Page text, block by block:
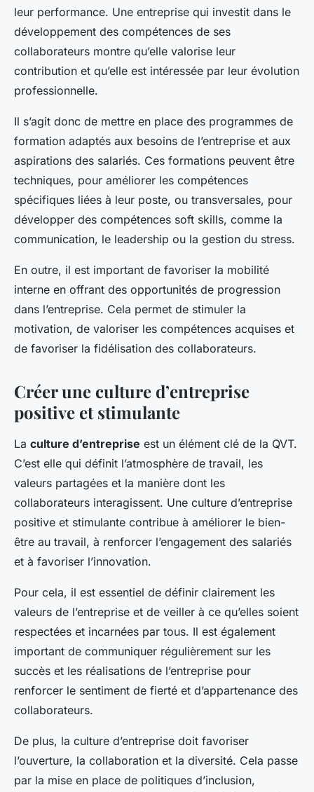
leur performance. Une entreprise qui investit dans le
développement des compétences de ses
collaborateurs montre qu’elle valorise leur
contribution et qu’elle est intéressée par leur évolution
professionnelle.
Il s’agit donc de mettre en place des programmes de
formation adaptés aux besoins de l’entreprise et aux
aspirations des salariés. Ces formations peuvent être
techniques, pour améliorer les compétences
spécifiques liées à leur poste, ou transversales, pour
développer des compétences soft skills, comme la
communication, le leadership ou la gestion du stress.
En outre, il est important de favoriser la mobilité
interne en offrant des opportunités de progression
dans l’entreprise. Cela permet de stimuler la
motivation, de valoriser les compétences acquises et
de favoriser la fidélisation des collaborateurs.
Créer une culture d’entreprise
positive et stimulante
La culture d’entreprise est un élément clé de la QVT.
C’est elle qui définit l’atmosphère de travail, les
valeurs partagées et la manière dont les
collaborateurs interagissent. Une culture d’entreprise
positive et stimulante contribue à améliorer le bien-
être au travail, à renforcer l’engagement des salariés
et à favoriser l’innovation.
Pour cela, il est essentiel de définir clairement les
valeurs de l’entreprise et de veiller à ce qu’elles soient
respectées et incarnées par tous. Il est également
important de communiquer régulièrement sur les
succès et les réalisations de l’entreprise pour
renforcer le sentiment de fierté et d’appartenance des
collaborateurs.
De plus, la culture d’entreprise doit favoriser
l’ouverture, la collaboration et la diversité. Cela passe
par la mise en place de politiques d’inclusion,